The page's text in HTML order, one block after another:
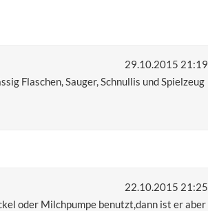
29.10.2015 21:19
Flaschen, Sauger, Schnullis und Spielzeug
22.10.2015 21:25
oder Milchpumpe benutzt,dann ist er aber